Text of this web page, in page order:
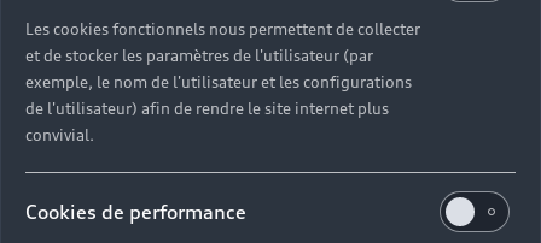
Les cookies fonctionnels nous permettent de collecter
et de stocker les paramètres de l'utilisateur (par
exemple, le nom de l'utilisateur et les configurations
de l'utilisateur) afin de rendre le site internet plus
convivial.
Cookies de performance
Partenaire Audi Partenaire Audi Service
39 RUE DE LA VARENNE
94100 ST MAUR DES FOSSES / CRETEIL
01 45 11 12 00